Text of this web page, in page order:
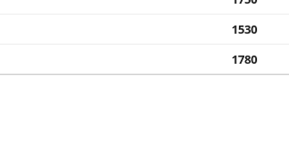
1530
1780